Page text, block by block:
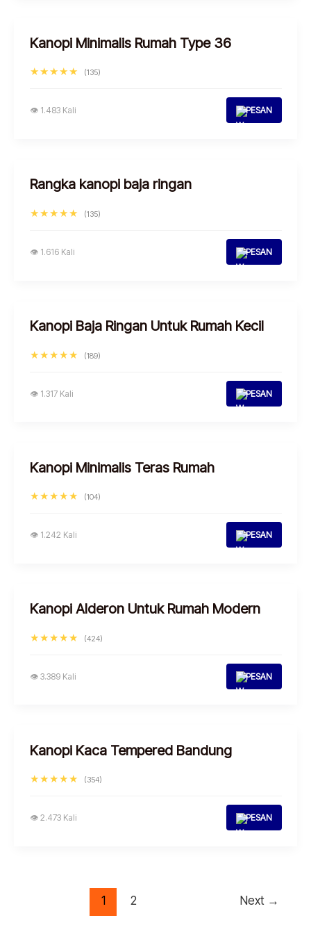
Kanopi Minimalis Rumah Type 36
★★★★★ (135)
👁 1.483 Kali PESAN
Rangka kanopi baja ringan
★★★★★ (135)
👁 1.616 Kali PESAN
Kanopi Baja Ringan Untuk Rumah Kecil
★★★★★ (189)
👁 1.317 Kali PESAN
Kanopi Minimalis Teras Rumah
★★★★★ (104)
👁 1.242 Kali PESAN
Kanopi Alderon Untuk Rumah Modern
★★★★★ (424)
👁 3.389 Kali PESAN
Kanopi Kaca Tempered Bandung
★★★★★ (354)
👁 2.473 Kali PESAN
1 2 Next →